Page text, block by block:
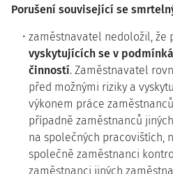
Porušení související se
zaměstnavatel nedoložil, že
vyskytujících se v
činností. Zaměstnavatel
před možnými riziky a
výkonem práce
případně zaměstnanců
na společných pracovištích,
společně zaměstnanci
zaměstnanci jiných